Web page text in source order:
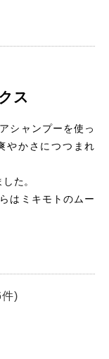
ス
シャンプーを使っ
やかさにつつまれ
た。
はミキモトのムー
)